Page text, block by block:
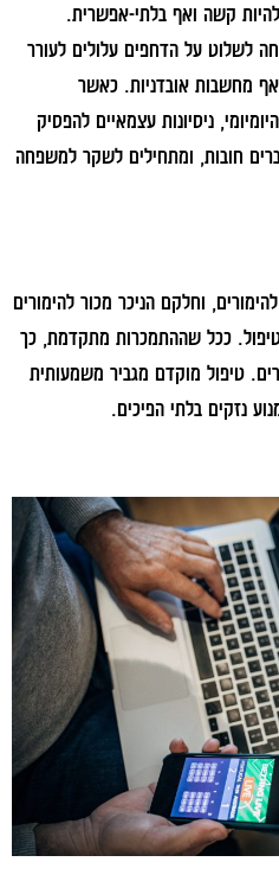
קשה ואף בלתי-אפשרית.
לשלוט על הדחפים עלולים לעורר
מחשבות אובדניות. כאשר
ניסיונות עצמאיים להפסיק
חובות, ומתחילים לשקר למשפחה
מעל גיל 18 מכורים להימורים, וחלקם הניכר מכור להימורים
ככל שההתמכרות מתקדמת, כך
טיפול מוקדם מגביר משמעותית
נזקים בלתי הפיכים.